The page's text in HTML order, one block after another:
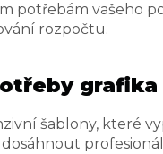
potřebám vašeho
rozpočtu.
grafika
šablony, které